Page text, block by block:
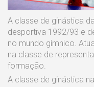
A classe de ginástica
desportiva 1992/93 e
no mundo gímnico.
na classe de
formação.
A classe de ginástica